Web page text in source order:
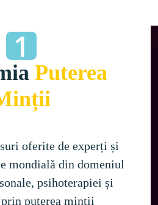
1
Puterea
oferite de experți și
mondială din domeniul
psihoterapiei și
puterea minții